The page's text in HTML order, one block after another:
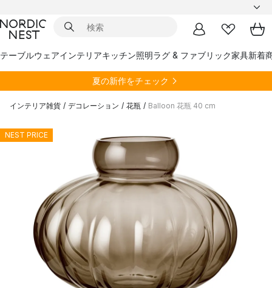
テーブルウェアインテリアキッチン照明ラグ & ファブリック家具新着
夏の新作をチェック
インテリア雑貨 / デコレーション / 花瓶 / Balloon 花瓶 40 cm
NEST PRICE